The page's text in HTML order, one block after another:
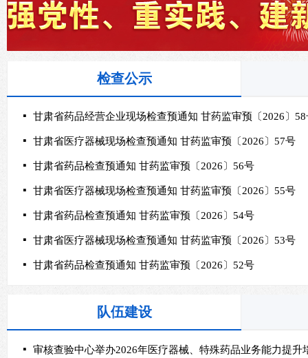
队伍建设
넷 审核查验中心举办2026年医疗器械、特殊药品业务能力提升
检查公示
넷 甘肃省药品经营企业现场检查预通知 甘药监审预〔2026〕58
넷 甘肃省医疗器械现场检查预通知 甘药监审预〔2026〕57号
넷 甘肃省药品检查预通知 甘药监审预〔2026〕56号
넷 甘肃省医疗器械现场检查预通知 甘药监审预〔2026〕55号
넷 甘肃省药品检查预通知 甘药监审预〔2026〕54号
넷 甘肃省医疗器械现场检查预通知 甘药监审预〔2026〕53号
넷 甘肃省药品检查预通知 甘药监审预〔2026〕52号